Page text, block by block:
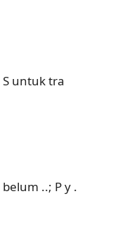
untuk tra
..; P y .